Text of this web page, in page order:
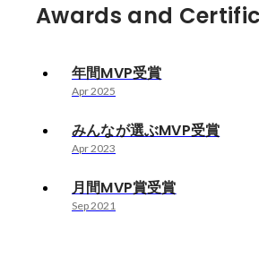
Awards and
年間MVP受賞
Apr 2025
みんなが選ぶMVP受賞
Apr 2023
月間MVP賞受賞
Sep 2021